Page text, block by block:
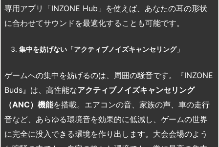
専用アプリ「INZONE Hub」を使えば、あなたの耳の形状
に合わせてサウンドを最適化することも可能です。
集中を妨げない「アクティブノイズキャンセリング」
ゲームへの集中を妨げるのは、周囲の騒音です。『INZONE
Buds』は、高性能なアクティブノイズキャンセリング
（ANC）機能を搭載。エアコンの音、家族の声、車の走行
音など、あらゆる環境音を効果的に低減し、ゲームの世界
に完全に没入できる環境を作り出します。大会会場のよう